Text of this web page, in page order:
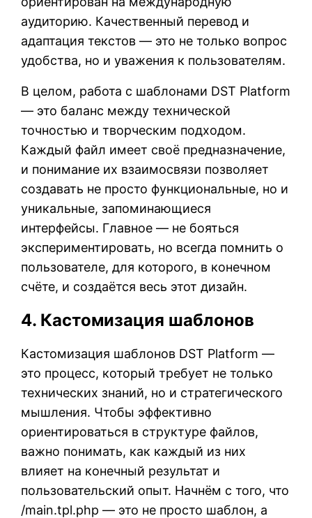
аудиторию. Качественный перевод и
адаптация текстов — это не только вопрос
удобства, но и уважения к пользователям.
В целом, работа с шаблонами DST Platform
— это баланс между технической
точностью и творческим подходом.
Каждый файл имеет своё предназначение,
и понимание их взаимосвязи позволяет
создавать не просто функциональные, но и
уникальные, запоминающиеся
интерфейсы. Главное — не бояться
экспериментировать, но всегда помнить о
пользователе, для которого, в конечном
счёте, и создаётся весь этот дизайн.
4. Кастомизация шаблонов
Кастомизация шаблонов DST Platform —
это процесс, который требует не только
технических знаний, но и стратегического
мышления. Чтобы эффективно
ориентироваться в структуре файлов,
важно понимать, как каждый из них
влияет на конечный результат и
пользовательский опыт. Начнём с того, что
/main.tpl.php — это не просто шаблон, а